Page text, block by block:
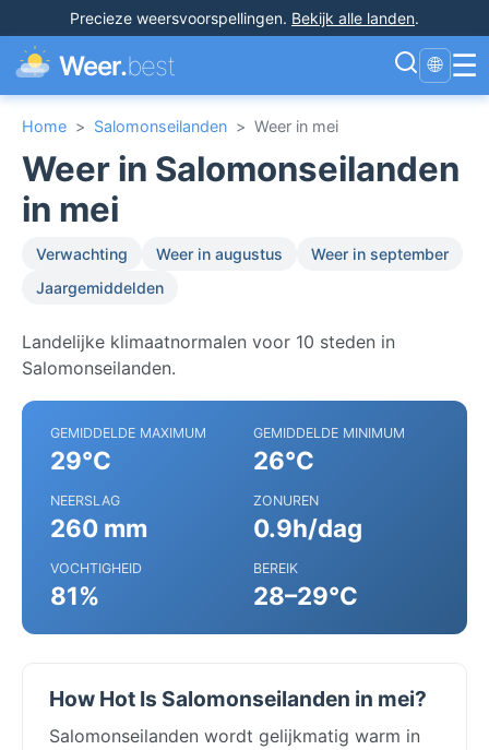
Precieze weersvoorspellingen. Bekijk alle landen.
Weer.best 🌐 ☰
Home > Salomonseilanden > Weer in mei
Weer in Salomonseilanden
in mei
Verwachting Weer in augustus
Weer in september
Jaargemiddelden
Landelijke klimaatnormalen voor 10 steden in
Salomonseilanden.
GEMIDDELDE MAXIMUM
29°C
GEMIDDELDE MINIMUM
26°C
NEERSLAG
260 mm
ZONUREN
0.9h/dag
VOCHTIGHEID
81%
BEREIK
28–29°C
How Hot Is Salomonseilanden in mei?
Salomonseilanden wordt gelijkmatig warm in